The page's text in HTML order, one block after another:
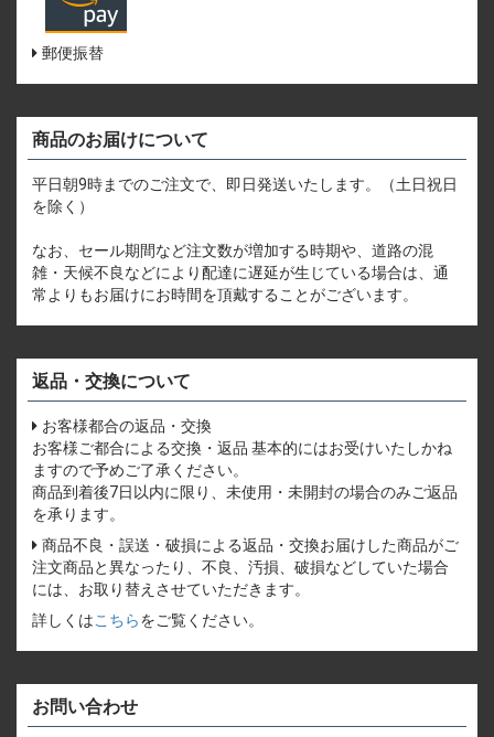
郵便振替
商品のお届けについて
平日朝9時までのご注文で、即日発送いたします。（土日祝日
を除く）
なお、セール期間など注文数が増加する時期や、道路の混
雑・天候不良などにより配達に遅延が生じている場合は、通
常よりもお届けにお時間を頂戴することがございます。
返品・交換について
お客様都合の返品・交換
お客様ご都合による交換・返品 基本的にはお受けいたしかね
ますので予めご了承ください。
商品到着後7日以内に限り、未使用・未開封の場合のみご返品
を承ります。
商品不良・誤送・破損による返品・交換お届けした商品がご
注文商品と異なったり、不良、汚損、破損などしていた場合
には、お取り替えさせていただきます。
詳しくはこちらをご覧ください。
お問い合わせ